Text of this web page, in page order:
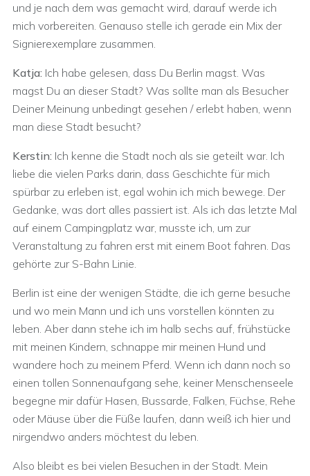
und je nach dem was gemacht wird, darauf werde ich
mich vorbereiten. Genauso stelle ich gerade ein Mix der
Signierexemplare zusammen.
Katja: Ich habe gelesen, dass Du Berlin magst. Was
magst Du an dieser Stadt? Was sollte man als Besucher
Deiner Meinung unbedingt gesehen / erlebt haben, wenn
man diese Stadt besucht?
Kerstin: Ich kenne die Stadt noch als sie geteilt war. Ich
liebe die vielen Parks darin, dass Geschichte für mich
spürbar zu erleben ist, egal wohin ich mich bewege. Der
Gedanke, was dort alles passiert ist. Als ich das letzte Mal
auf einem Campingplatz war, musste ich, um zur
Veranstaltung zu fahren erst mit einem Boot fahren. Das
gehörte zur S-Bahn Linie.
Berlin ist eine der wenigen Städte, die ich gerne besuche
und wo mein Mann und ich uns vorstellen könnten zu
leben. Aber dann stehe ich im halb sechs auf, frühstücke
mit meinen Kindern, schnappe mir meinen Hund und
wandere hoch zu meinem Pferd. Wenn ich dann noch so
einen tollen Sonnenaufgang sehe, keiner Menschenseele
begegne mir dafür Hasen, Bussarde, Falken, Füchse, Rehe
oder Mäuse über die Füße laufen, dann weiß ich hier und
nirgendwo anders möchtest du leben.
Also bleibt es bei vielen Besuchen in der Stadt. Mein